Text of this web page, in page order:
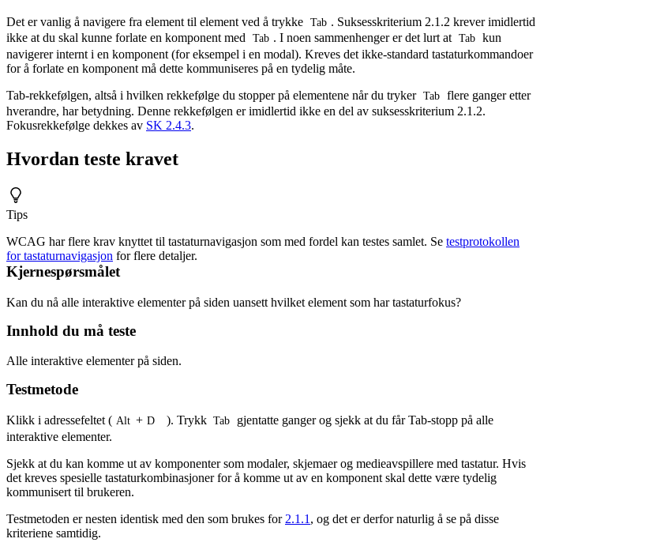
Det er vanlig å navigere fra element til element ved å trykke Tab . Suksesskriterium 2.1.2 krever imidlertid
ikke at du skal kunne forlate en komponent med Tab . I noen sammenhenger er det lurt at Tab
kun
navigerer internt i en komponent (for eksempel i en modal). Kreves det ikke-standard tastaturkommandoer
for å forlate en komponent må dette kommuniseres på en tydelig måte.
Tab-rekkefølgen, altså i hvilken rekkefølge du stopper på elementene når du tryker Tab
flere ganger etter
hverandre, har betydning. Denne rekkefølgen er imidlertid ikke en del av suksesskriterium 2.1.2.
Fokusrekkefølge dekkes av SK 2.4.3.
Hvordan teste kravet
Tips
WCAG har flere krav knyttet til tastaturnavigasjon som med fordel kan testes samlet. Se testprotokollen
for tastaturnavigasjon for flere detaljer.
Kjernespørsmålet
Kan du nå alle interaktive elementer på siden uansett hvilket element som har tastaturfokus?
Innhold du må teste
Alle interaktive elementer på siden.
Testmetode
Klikk i adressefeltet ( Alt + D ). Trykk Tab
gjentatte ganger og sjekk at du får Tab-stopp på alle
interaktive elementer.
Sjekk at du kan komme ut av komponenter som modaler, skjemaer og medieavspillere med tastatur. Hvis
det kreves spesielle tastaturkombinasjoner for å komme ut av en komponent skal dette være tydelig
kommunisert til brukeren.
Testmetoden er nesten identisk med den som brukes for 2.1.1 , og det er derfor naturlig å se på disse
kriteriene samtidig.